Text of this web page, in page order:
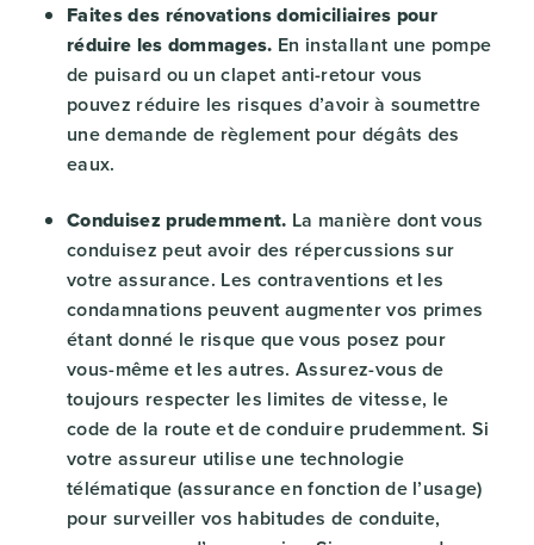
Faites des rénovations domiciliaires pour
réduire les dommages. En installant une pompe
de puisard ou un clapet anti-retour vous
pouvez réduire les risques d’avoir à soumettre
une demande de règlement pour dégâts des
eaux.
Conduisez prudemment. La manière dont vous
conduisez peut avoir des répercussions sur
votre assurance. Les contraventions et les
condamnations peuvent augmenter vos primes
étant donné le risque que vous posez pour
vous-même et les autres. Assurez-vous de
toujours respecter les limites de vitesse, le
code de la route et de conduire prudemment. Si
votre assureur utilise une technologie
télématique (assurance en fonction de l’usage)
pour surveiller vos habitudes de conduite,